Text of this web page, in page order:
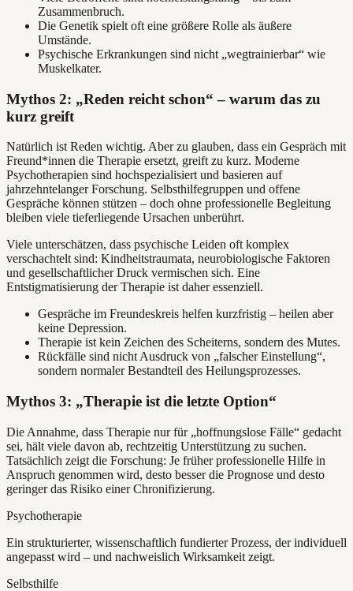
Zusammenbruch.
Die Genetik spielt oft eine größere Rolle als äußere
Umstände.
Psychische Erkrankungen sind nicht „wegtrainierbar“ wie
Muskelkater.
Mythos 2: „Reden reicht schon“ – warum das zu
kurz greift
Natürlich ist Reden wichtig. Aber zu glauben, dass ein Gespräch mit
Freund*innen die Therapie ersetzt, greift zu kurz. Moderne
Psychotherapien sind hochspezialisiert und basieren auf
jahrzehntelanger Forschung. Selbsthilfegruppen und offene
Gespräche können stützen – doch ohne professionelle Begleitung
bleiben viele tieferliegende Ursachen unberührt.
Viele unterschätzen, dass psychische Leiden oft komplex
verschachtelt sind: Kindheitstraumata, neurobiologische Faktoren
und gesellschaftlicher Druck vermischen sich. Eine
Entstigmatisierung der Therapie ist daher essenziell.
Gespräche im Freundeskreis helfen kurzfristig – heilen aber
keine Depression.
Therapie ist kein Zeichen des Scheiterns, sondern des Mutes.
Rückfälle sind nicht Ausdruck von „falscher Einstellung“,
sondern normaler Bestandteil des Heilungsprozesses.
Mythos 3: „Therapie ist die letzte Option“
Die Annahme, dass Therapie nur für „hoffnungslose Fälle“ gedacht
sei, hält viele davon ab, rechtzeitig Unterstützung zu suchen.
Tatsächlich zeigt die Forschung: Je früher professionelle Hilfe in
Anspruch genommen wird, desto besser die Prognose und desto
geringer das Risiko einer Chronifizierung.
Psychotherapie
Ein strukturierter, wissenschaftlich fundierter Prozess, der individuell
angepasst wird – und nachweislich Wirksamkeit zeigt.
Selbsthilfe